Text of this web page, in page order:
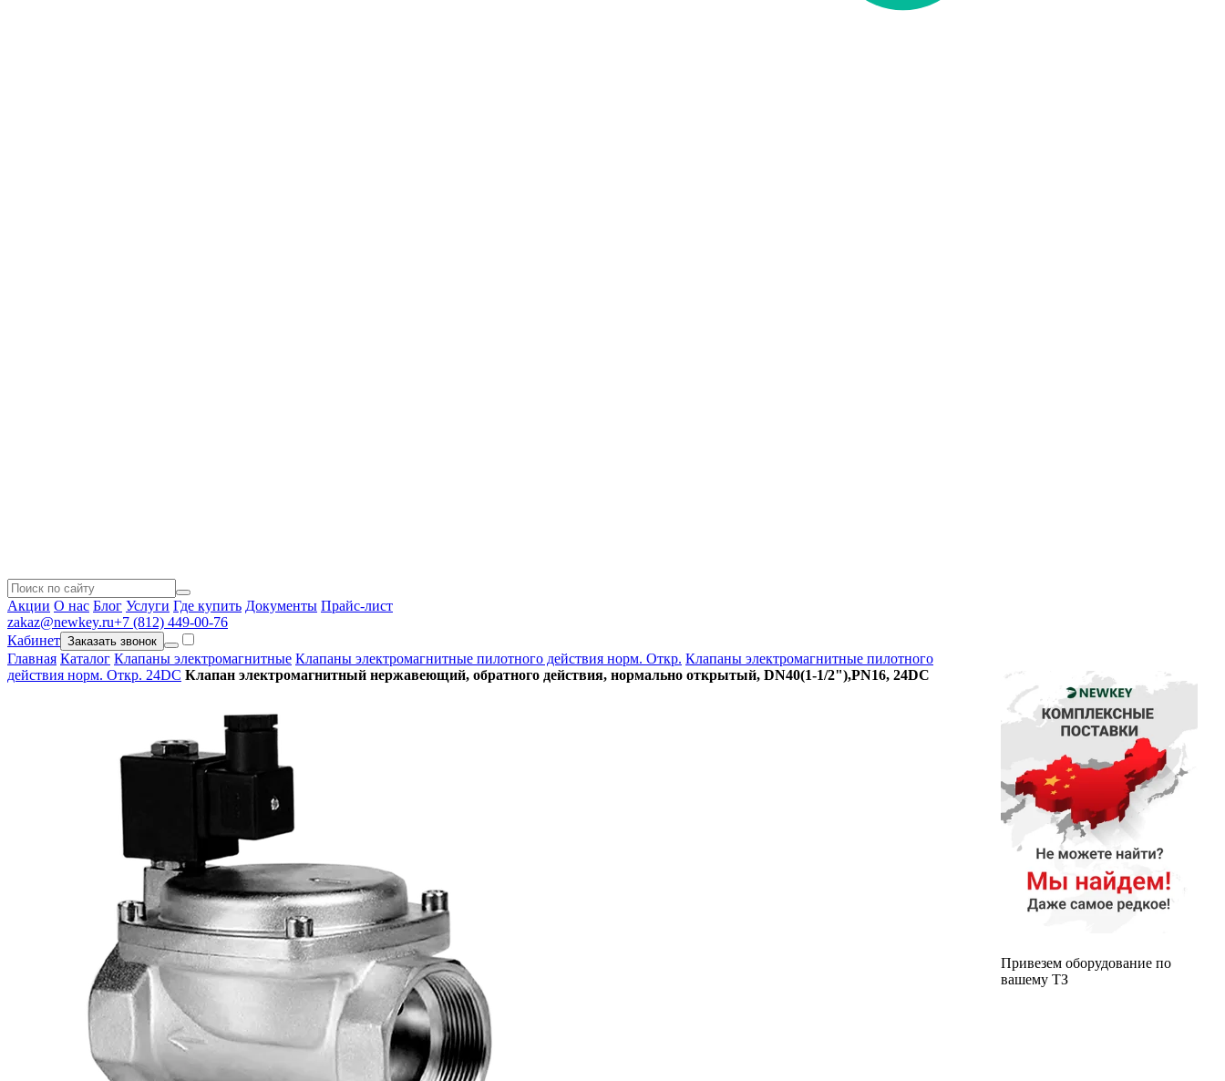
Акции О нас Блог Услуги Где купить Документы Прайс-лист
zakaz@newkey.ru+7 (812) 449-00-76
Кабинет Заказать звонок
Привезем оборудование по
вашему ТЗ
Главная Каталог Клапаны электромагнитные Клапаны электромагнитные пилотного действия норм. Откр. Клапаны электромагнитные пилотного
действия норм. Откр. 24DC Клапан электромагнитный нержавеющий, обратного действия, нормально открытый, DN40(1-1/2"),PN16, 24DC